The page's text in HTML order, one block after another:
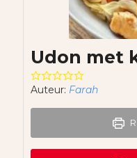
Udon met
Auteur: Farah